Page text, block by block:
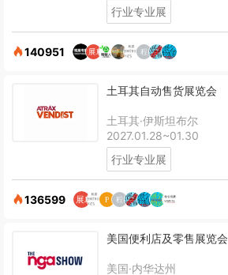
行业专业展
140951
土耳其自动售货展览会
土耳其·伊斯坦布尔
2027.01.28~01.30
行业专业展
136599
美国便利店及零售展览会
美国·内华达州